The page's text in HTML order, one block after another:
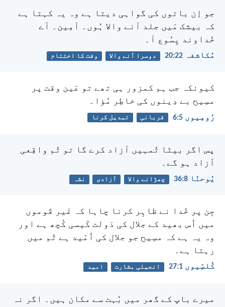
جو اِن باتوں کی گواہی دیتا ہے وہ یہ کہتا ہے
کہ بیشک مَیں جلد آنے والا ہُوں۔
آمِین۔ اَے
خُداوند یِسُوع آ۔
مُکاشفہ 22:‏20 دوسرا آنے والا وقت کا اختتام
کیونکہ جب ہم کمزور ہی تھے تو عَین وقت پر
مسِیح بے دِینوں کی خاطِر مُؤا۔
رُومِیوں 5:‏6 قربانی تبدیل کرنا
پس اگر بیٹا تُمہیں آزاد کرے گا تو تُم واقِعی
آزاد ہو گے۔
یُوحنّا 8:‏36 چھڑانے والا آزادی نشہ
جِن پر خُدا نے ظاہِر کرنا چاہا کہ غَیر قَوموں
میں اُس بھید کے جلال کی دَولت کَیسی کُچھ ہے اور
وہ یہ ہے کہ مسِیح جو جلال کی اُمّید ہے تُم میں
رہتا ہے۔
کُلسِّیوں 1:‏27 انجیلی بشارت امید
میرے باپ کے گھر میں بُہت سے مکان ہیں۔ اگر نہ